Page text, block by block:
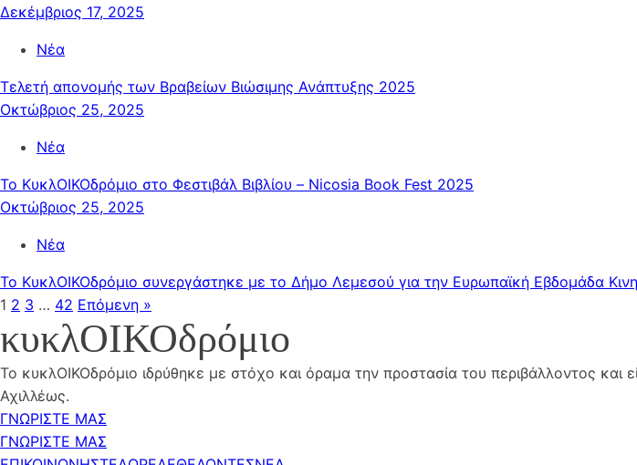
Δεκέμβριος 17, 2025
Νέα
Τελετή απονομής των Βραβείων Βιώσιμης Ανάπτυξης 2025
Οκτώβριος 25, 2025
Νέα
Το ΚυκλΟΙΚΟδρόμιο στο Φεστιβάλ Βιβλίου – Nicosia Book Fest 2025
Οκτώβριος 25, 2025
Νέα
Το ΚυκλΟΙΚΟδρόμιο συνεργάστηκε με το Δήμο Λεμεσού για την Ευρωπαϊκή Εβδομάδα
1 2 3 … 42 Επόμενη »
κυκλΟΙΚΟδρόμιο
Το κυκλΟΙΚΟδρόμιο ιδρύθηκε με στόχο και όραμα την προστασία του περιβάλλοντος και
Αχιλλέως.
ΓΝΩΡΙΣΤΕ ΜΑΣ
ΓΝΩΡΙΣΤΕ ΜΑΣ